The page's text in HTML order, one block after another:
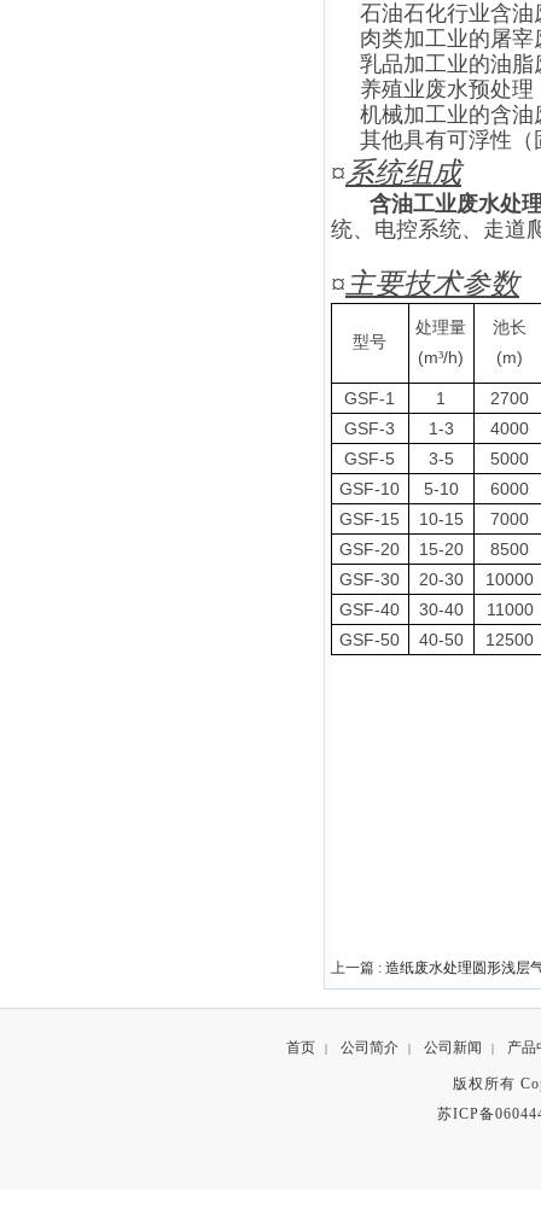
石油石化行业含油
肉类加工业的屠宰
乳品加工业的油脂
养殖业废水预处理
机械加工业的含油
其他具有可浮性
¤系统组成
含油工业废水处
统、电控系统、走道
¤ 主要技术参数
型号
处理量
(m³/h)
池长
(m)
GSF-1 1
2700
GSF-3
1-3
4000
GSF-5
3-5
5000
GSF-10
5-10
6000
GSF-15
10-15
7000
GSF-20
15-20
8500
GSF-30
20-30
10000
GSF-40
30-40
11000
GSF-50
40-50 12500
上一篇 : 造纸废水处理圆形浅层
首页 | 公司简介 | 公司新闻 | 产品
版权所有
苏ICP备